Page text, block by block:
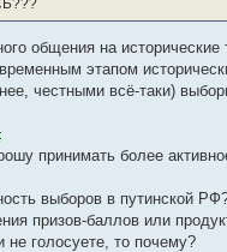
общения на исторические
этапом
честными всё-таки)
принимать более
выборов в путинской
призов-баллов или
не голосуете, то почему?